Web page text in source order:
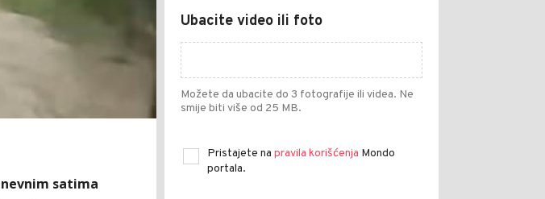
satima
Ubacite video ili foto
Možete da ubacite do 3 fotografije ili videa. Ne
smije biti više od 25 MB.
Pristajete na pravila korišćenja Mondo
portala.